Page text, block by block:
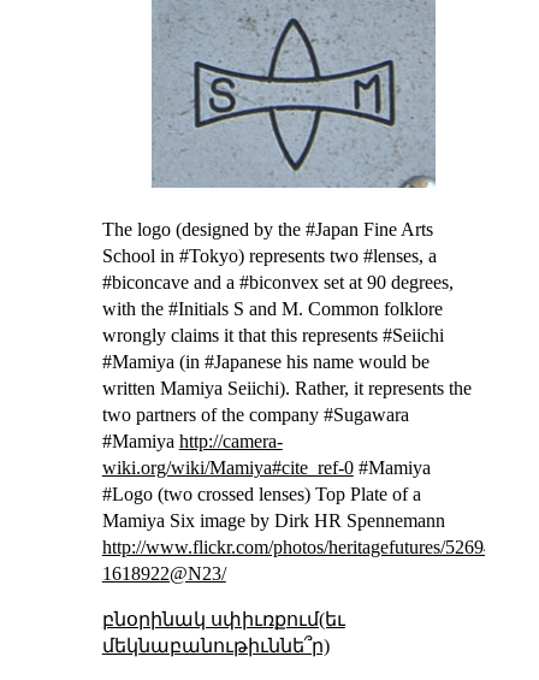
The logo (designed by the #Japan Fine Arts
School in #Tokyo) represents two #lenses, a
#biconcave and a #biconvex set at 90 degrees,
with the #Initials S and M. Common folklore
wrongly claims it that this represents #Seiichi
#Mamiya (in #Japanese his name would be
written Mamiya Seiichi). Rather, it represents the
two partners of the company #Sugawara
#Mamiya http://camera-
wiki.org/wiki/Mamiya#cite_ref-0#Mamiya
#Logo (two crossed lenses)Top Plate of a
Mamiya Siximage by Dirk HR Spennemann
http://www.flickr.com/photos/heritagefutures/
1618922@N23/
բնօրինակ սփիւռքում(եւ
մեկնաբանութիւննե՞ր)